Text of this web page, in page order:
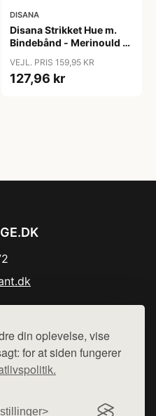
din oplevelse, vise
for at siden fungerer
DISANA
Disana Strikket Hue m.
Bindebånd - Merinould -
VEJL. PRIS 159,95 KR
127,96 kr
- vi henviser til de shops,